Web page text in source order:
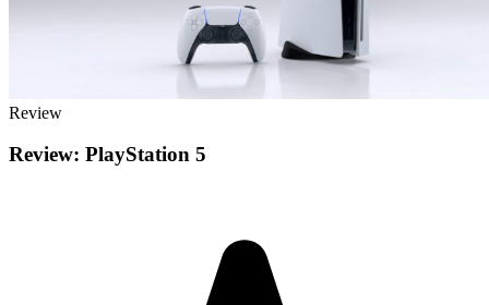
Review
Review: PlayStation 5